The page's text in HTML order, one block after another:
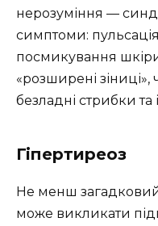
нерозуміння —
симптоми:
посмикування
«розширені зіниці»,
безладні стрибки та
Гіпертиреоз
Не менш
може викликати